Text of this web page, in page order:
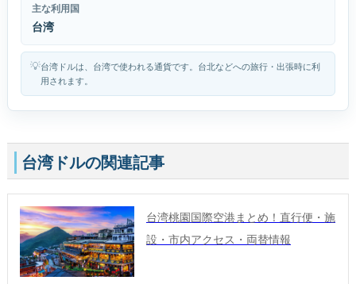
主な利用国
台湾
💡台湾ドルは、台湾で使われる通貨です。台北などへの旅行・出張時に利
用されます。
台湾ドルの関連記事
台湾桃園国際空港まとめ！直行便・施
設・市内アクセス・両替情報